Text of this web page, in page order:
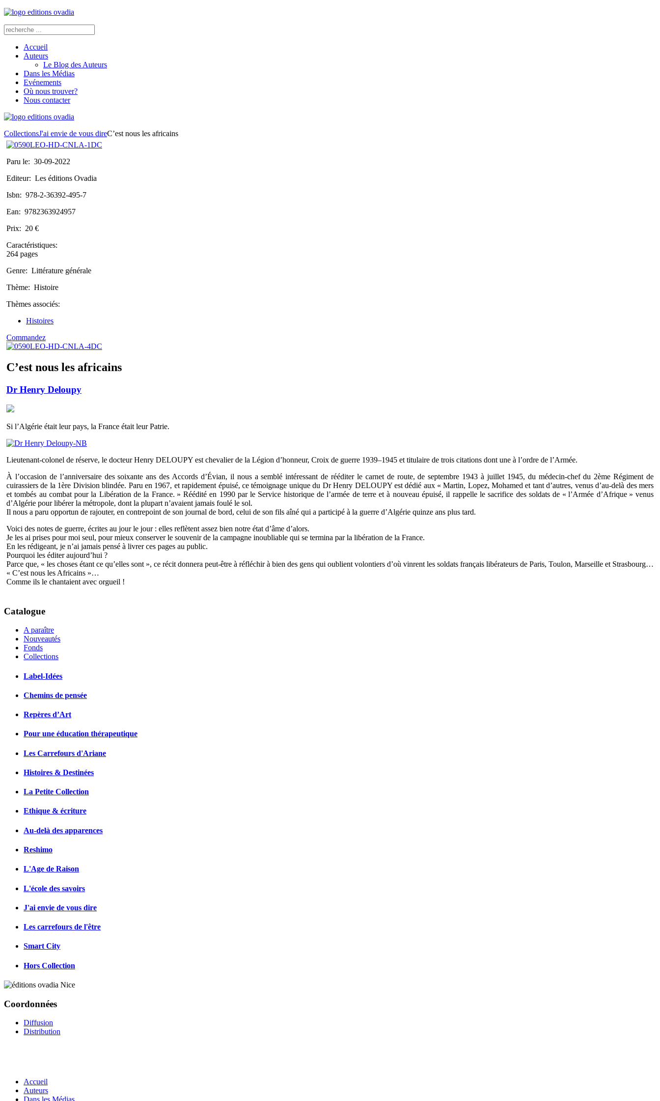
Accueil
Auteurs
Le Blog des Auteurs
Dans les Médias
Evénements
Où nous trouver?
Nous contacter
CollectionsJ'ai envie de vous direC’est nous les africains
Paru le: 30-09-2022
Editeur: Les éditions Ovadia
Isbn: 978-2-36392-495-7
Ean: 9782363924957
Prix: 20 €
Caractéristiques:
264 pages
Genre: Littérature générale
Thème: Histoire
Thèmes associés:
Histoires
Commandez
C’est nous les africains
Dr Henry Deloupy
Si l’Algérie était leur pays, la France était leur Patrie.
Lieutenant-colonel de réserve, le docteur Henry DELOUPY est chevalier de la Légion d’honneur, Croix de guerre 1939–1945 et titulaire de trois citations dont une à l’ordre de l’Armée.
À l’occasion de l’anniversaire des soixante ans des Accords d’Évian, il nous a semblé intéressant de rééditer le carnet de route, de septembre 1943 à juillet 1945, du médecin-chef du 2ème Régiment de
cuirassiers de la 1ère Division blindée. Paru en 1967, et rapidement épuisé, ce témoignage unique du Dr Henry DELOUPY est dédié aux « Martin, Lopez, Mohamed et tant d’autres, venus d’au-delà des mers
et tombés au combat pour la Libération de la France. » Réédité en 1990 par le Service historique de l’armée de terre et à nouveau épuisé, il rappelle le sacrifice des soldats de « l’Armée d’Afrique » venus
d’Algérie pour libérer la métropole, dont la plupart n’avaient jamais foulé le sol.
Il nous a paru opportun de rajouter, en contrepoint de son journal de bord, celui de son fils aîné qui a participé à la guerre d’Algérie quinze ans plus tard.
Voici des notes de guerre, écrites au jour le jour : elles reflètent assez bien notre état d’âme d’alors.
Je les ai prises pour moi seul, pour mieux conserver le souvenir de la campagne inoubliable qui se termina par la libération de la France.
En les rédigeant, je n’ai jamais pensé à livrer ces pages au public.
Pourquoi les éditer aujourd’hui ?
Parce que, « les choses étant ce qu’elles sont », ce récit donnera peut-être à réfléchir à bien des gens qui oublient volontiers d’où vinrent les soldats français libérateurs de Paris, Toulon, Marseille et Strasbourg…
« C’est nous les Africains »…
Comme ils le chantaient avec orgueil !
Catalogue
A paraître
Nouveautés
Fonds
Collections
Label-Idées
Chemins de pensée
Repères d’Art
Pour une éducation thérapeutique
Les Carrefours d'Ariane
Histoires & Destinées
La Petite Collection
Ethique & écriture
Au-delà des apparences
Reshimo
L'Age de Raison
L'école des savoirs
J'ai envie de vous dire
Les carrefours de l'être
Smart City
Hors Collection
Coordonnées
Diffusion
Distribution
Accueil
Auteurs